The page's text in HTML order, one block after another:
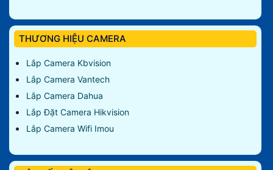
THƯƠNG HIỆU CAMERA
Lắp Camera Kbvision
Lắp Camera Vantech
Lắp Camera Dahua
Lắp Đặt Camera Hikvision
Lắp Camera Wifi Imou